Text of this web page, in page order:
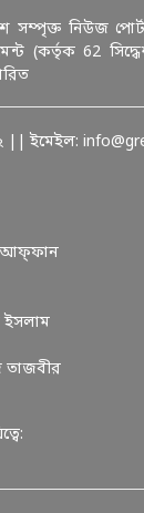
সম্পৃক্ত নিউজ
(কর্তৃক 62
ইমেইল:
আফ্ফান
ইসলাম
তাজবীর